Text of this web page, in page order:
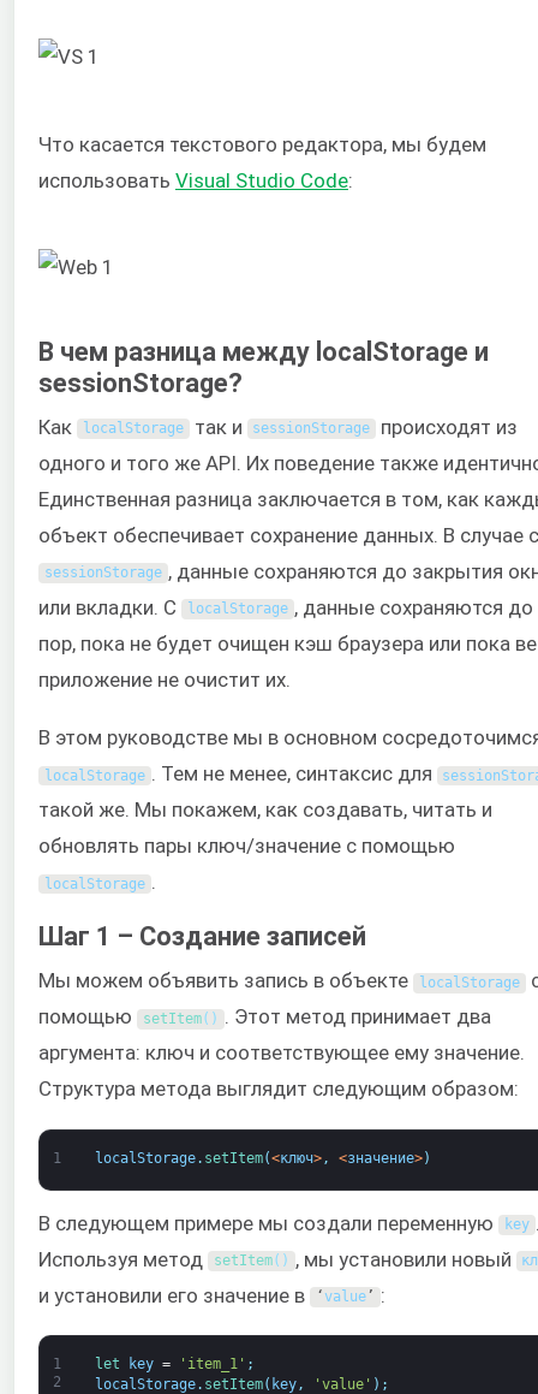
Что касается текстового редактора, мы будем
использовать Visual Studio Code:
В чем разница между localStorage и
sessionStorage?
Как localStorage так и sessionStorage
происходят из
одного и того же API. Их поведение также
Единственная разница заключается в том, как
объект обеспечивает сохранение данных. В случае с
sessionStorage , данные сохраняются до закрытия
или вкладки. С
localStorage , данные сохраняются до
пор, пока не будет очищен кэш браузера или пока
приложение не очистит их.
В этом руководстве мы в основном
localStorage . Тем не менее, синтаксис для
такой же. Мы покажем, как создавать, читать и
обновлять пары ключ/значение с помощью
localStorage .
Шаг 1 – Создание записей
Мы можем объявить запись в объекте localStorage
помощью
setItem( ) . Этот метод принимает два
аргумента: ключ и соответствующее ему значение.
Структура метода выглядит следующим образом:
1 localStorage. setItem(<ключ>, <значение>)
В следующем примере мы создали переменную key
Используя метод
setItem( ) , мы установили новый
и установили его значение в ‘value’ :
1
2
let key = 'item_1' ;
localStorage. setItem( key, 'value' ) ;